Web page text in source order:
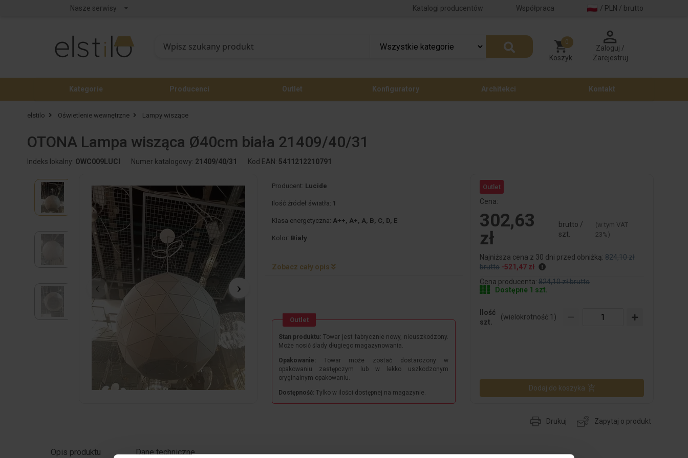
Nasze serwisy Katalogi producentów Współpraca / PLN / brutto
Koszyk
0
Zaloguj /
Zarejestruj
Kategorie Producenci Outlet Konfiguratory Architekci Kontakt
elstilo Oświetlenie wewnętrzne Lampy wiszące
OTONA Lampa wisząca Ø40cm biała 21409/40/31
Indeks lokalny: OWC009LUCI Numer katalogowy: 21409/40/31 Kod EAN:5411212210791
Producent: Lucide
Ilość źródeł światła: 1
Klasa energetyczna: A++, A+, A, B, C, D, E
Kolor: Biały
Zobacz cały opis
Outlet
Stan produktu: Towar jest fabrycznie nowy, nieuszkodzony.
Może nosić ślady długiego magazynowania.
Opakowanie: Towar może zostać dostarczony w
opakowaniu zastępczym lub w lekko uszkodzonym
oryginalnym opakowaniu.
Dostępność: Tylko w ilości dostępnej na magazynie.
Outlet
Cena:
302,63
zł
brutto /
szt.
(w tym VAT
23%)
Najniższa cena z 30 dni przed obniżką:824,10 zł
brutto -521,47 zł
Cena producenta:824,10 zł brutto
Dostępne 1 szt.
Ilość
szt.
(wielokrotność:1 )
Dodaj do koszyka
Drukuj Zapytaj o produkt
Opis produktu Dane techniczne